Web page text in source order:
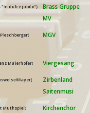
"In dulce jubilo")
Brass Gruppe
MV
Pleschberger) MGV
Maierhofer) Viergesang
Mayer)
Zirbenland
Saitenmusi
Muthspiel) Kirchenchor